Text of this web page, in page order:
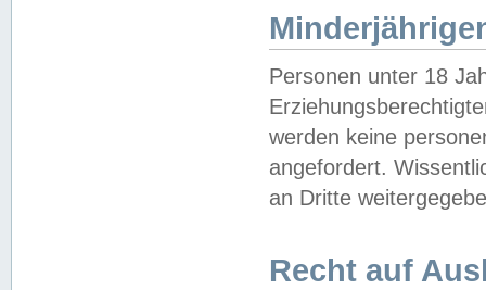
Personen unter 18
werden keine
angefordert.
an Dritte
Recht auf